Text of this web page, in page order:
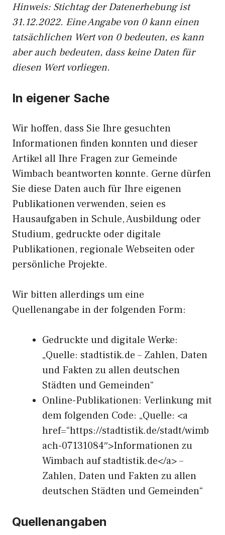
Hinweis: Stichtag der Datenerhebung ist
31.12.2022. Eine Angabe von 0 kann einen
tatsächlichen Wert von 0 bedeuten, es kann
aber auch bedeuten, dass keine Daten für
diesen Wert vorliegen.
In eigener Sache
Wir hoffen, dass Sie Ihre gesuchten
Informationen finden konnten und dieser
Artikel all Ihre Fragen zur Gemeinde
Wimbach beantworten konnte. Gerne dürfen
Sie diese Daten auch für Ihre eigenen
Publikationen verwenden, seien es
Hausaufgaben in Schule, Ausbildung oder
Studium, gedruckte oder digitale
Publikationen, regionale Webseiten oder
persönliche Projekte.
Wir bitten allerdings um eine
Quellenangabe in der folgenden Form:
Gedruckte und digitale Werke:
„Quelle: stadtistik.de – Zahlen, Daten
und Fakten zu allen deutschen
Städten und Gemeinden“
Online-Publikationen: Verlinkung mit
dem folgenden Code: „Quelle: <a
href=“https://stadtistik.de/stadt/wimb
ach-07131084″>Informationen zu
Wimbach auf stadtistik.de</a> –
Zahlen, Daten und Fakten zu allen
deutschen Städten und Gemeinden“
Quellenangaben